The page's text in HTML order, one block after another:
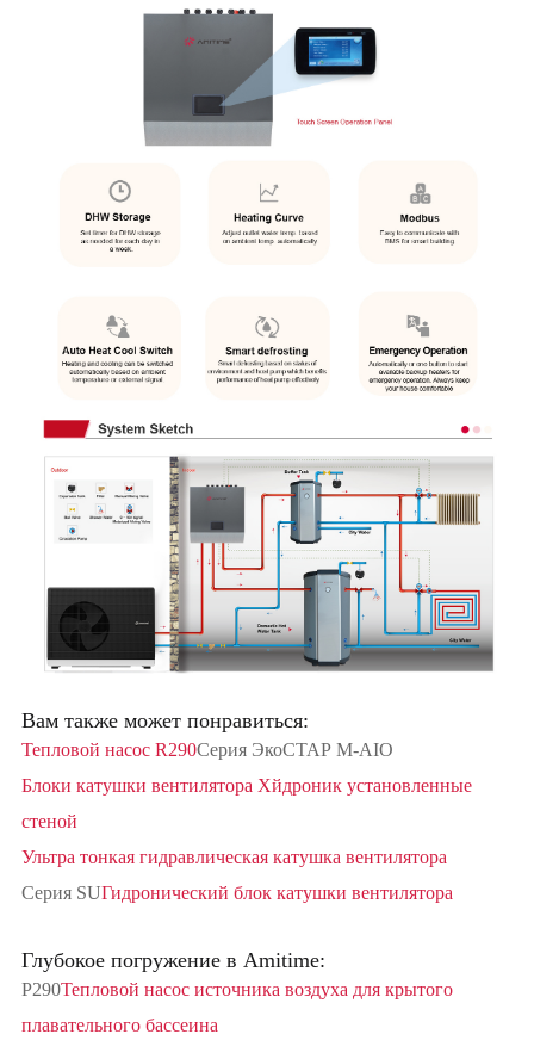
Вам также может понравиться:
Тепловой насос R290Серия ЭкоСТАР M-AIO
Блоки катушки вентилятора Хйдроник установленные
стеной
Ультра тонкая гидравлическая катушка вентилятора
Серия SUГидронический блок катушки вентилятора
Глубокое погружение в Amitime:
Р290Тепловой насос источника воздуха для крытого
плавательного бассеина